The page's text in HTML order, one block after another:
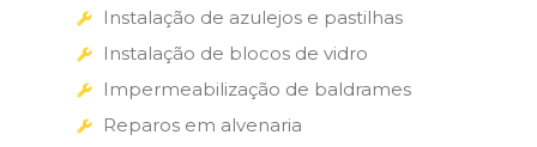
Instalação de azulejos e pastilhas
Instalação de blocos de vidro
Impermeabilização de baldrames
Reparos em alvenaria